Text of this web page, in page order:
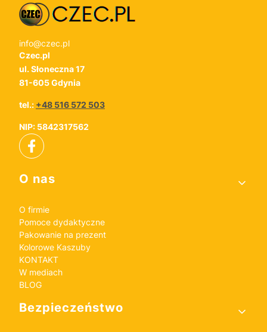
info@czec.pl
Czec.pl
ul. Słoneczna 17
81-605 Gdynia
tel.: +48 516 572 503
NIP: 5842317562
Linki w stopce
O nas
O firmie
Pomoce dydaktyczne
Pakowanie na prezent
Kolorowe Kaszuby
KONTAKT
W mediach
BLOG
Bezpieczeństwo